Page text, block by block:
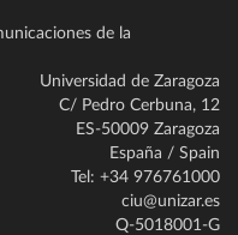
de la
Universidad de Zaragoza
C/ Pedro Cerbuna, 12
ES-50009 Zaragoza
España / Spain
Tel: +34 976761000
ciu@unizar.es
Q-5018001-G